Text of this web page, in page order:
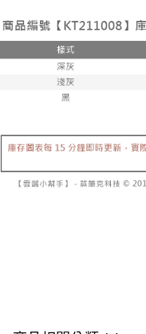
1.本服務係由「台灣大哥大股
買賣價金債權讓與本公司後
2.基於同意付款使用「大哥
資料（包含姓名、電話或地
由本公司與您本人進行分期
※ 請注意：結帳手續完成當下
購買商品的店家。未經商家
後付繳納相關費用。
※ 交易是否成功請以「
是否繳費成功／繳費後需取
客戶支援中心」
https://
１．透過由恩沛科技股份有限
權轉讓予恩沛科技股份有限公
２．關於個人資料處理事宜
「AFTEE先享後付」，若未
時審查核予不同之上限額度
已關閉，請勿下單
每筆NT$10,000
已關閉，請勿下單(付取)
每筆NT$10,000
每筆NT$60，滿
付款後7-11取貨